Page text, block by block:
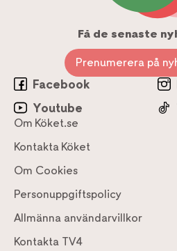
Få de senaste
Prenumerera på
Facebook
Youtube
Om Köket.se
Kontakta Köket
Om Cookies
Personuppgiftspolicy
Allmänna användarvillkor
Kontakta TV4